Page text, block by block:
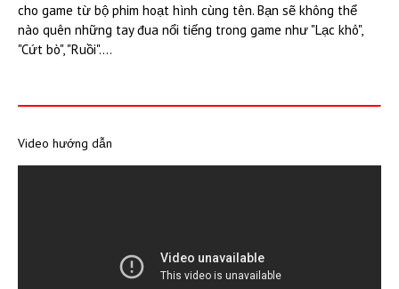
cho game từ bộ phim hoạt hình cùng tên. Bạn sẽ không thể
nào quên những tay đua nổi tiếng trong game như "Lạc khô",
"Cứt bò", "Ruồi"....
Video hướng dẫn